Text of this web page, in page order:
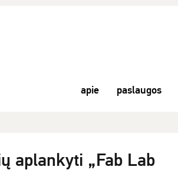
apie paslaugos
aplankyti „Fab Lab